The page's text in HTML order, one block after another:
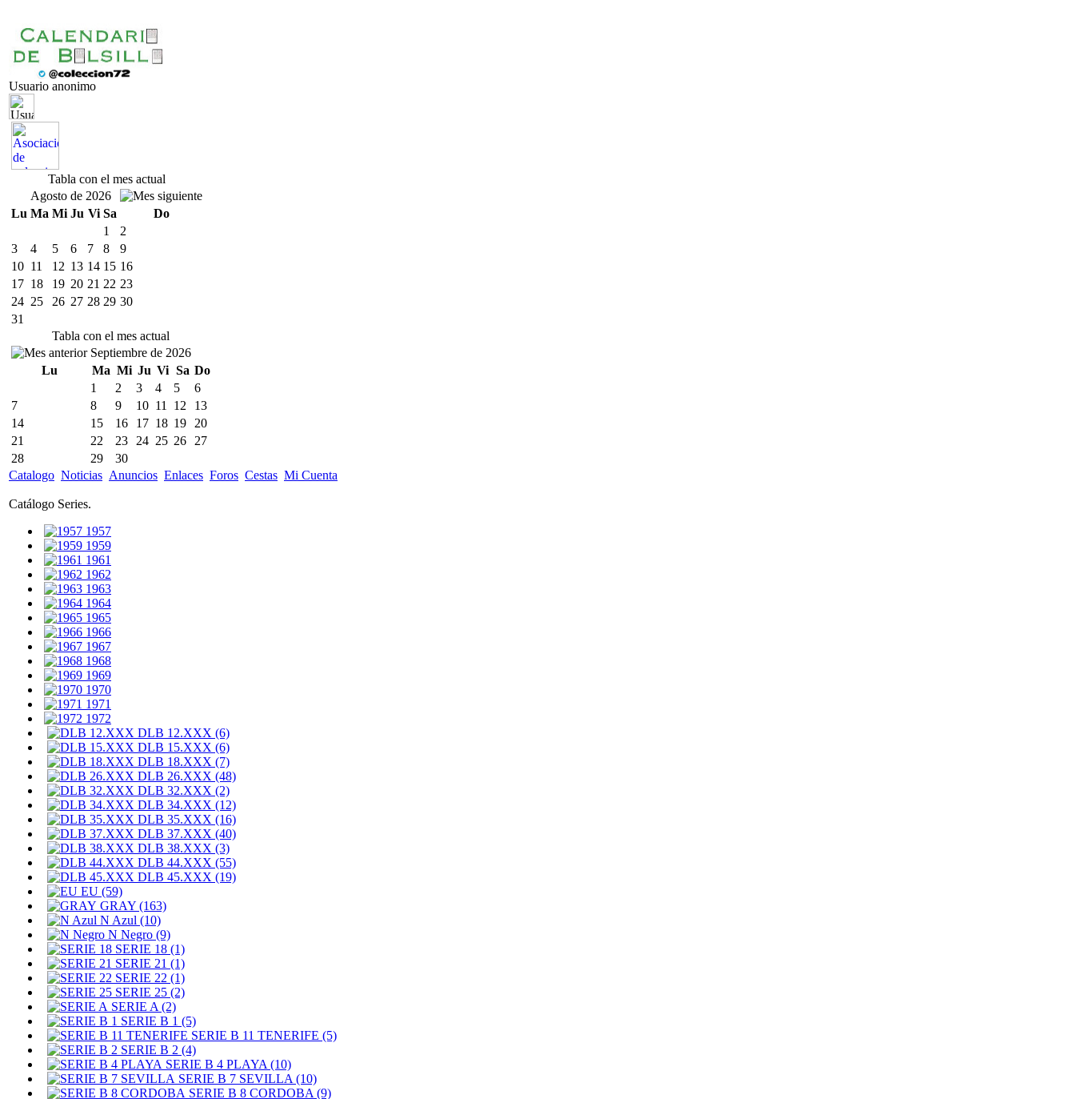
Usuario anonimo
Tabla con el mes actual
Agosto de 2026
Lu Ma Mi Ju Vi Sa
Do
1
2
3
4 5 6 7 8
9
10 11 12 13 14 15 16
17 18 19 20 21 22 23
24 25 26 27 28 29 30
31
Tabla con el mes actual
Septiembre de 2026
Lu
Ma Mi Ju Vi Sa Do
1
2 3 4 5
6
7
8 9 10 11 12
13
14
15 16 17 18 19
20
21
22 23 24 25 26
27
28
29
30
Catalogo Noticias Anuncios Enlaces Foros Cestas Mi Cuenta
Catálogo Series.
1957
1959
1961
1962
1963
1964
1965
1966
1967
1968
1969
1970
1971
1972
DLB 12.XXX (6)
DLB 15.XXX (6)
DLB 18.XXX (7)
DLB 26.XXX (48)
DLB 32.XXX (2)
DLB 34.XXX (12)
DLB 35.XXX (16)
DLB 37.XXX (40)
DLB 38.XXX (3)
DLB 44.XXX (55)
DLB 45.XXX (19)
EU (59)
GRAY (163)
N Azul (10)
N Negro (9)
SERIE 18 (1)
SERIE 21 (1)
SERIE 22 (1)
SERIE 25 (2)
SERIE A (2)
SERIE B 1 (5)
SERIE B 11 TENERIFE (5)
SERIE B 2 (4)
SERIE B 4 PLAYA (10)
SERIE B 7 SEVILLA (10)
SERIE B 8 CORDOBA (9)